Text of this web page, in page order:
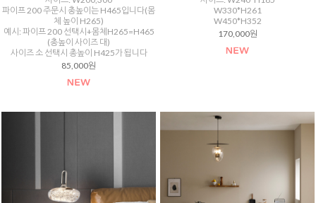
파이프 200 주문시 총높이는 H465입니다(몸
체 높이 H265)
예시: 파이프 200 선택시+몸체H265=H465
(총높이 사이즈 대)
사이즈 소 선택시 총높이 H425가 됩니다
85,000원
W330*H261
W450*H352
170,000원